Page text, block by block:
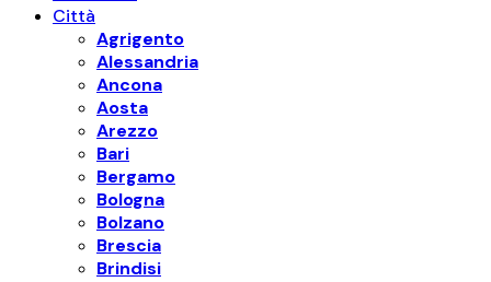
Città
Agrigento
Alessandria
Ancona
Aosta
Arezzo
Bari
Bergamo
Bologna
Bolzano
Brescia
Brindisi